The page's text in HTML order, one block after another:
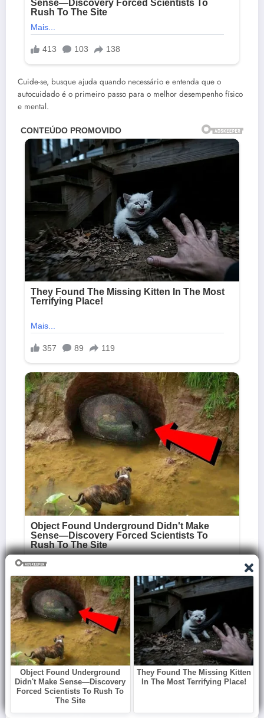
Cuide-se, busque ajuda quando necessário e entenda que o
autocuidado é o primeiro passo para o melhor desempenho físico
e mental.
Essa abordagem visa não apenas informar, mas também
empoderar e conscientizar as mulheres a ouvirem os sinais do seu
corpo e a buscarem soluções adequadas, promovendo um
conteúdo acolhedor e relevante!